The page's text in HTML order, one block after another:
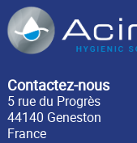
Contactez-nous
5 rue du Progrès
44140 Geneston
France